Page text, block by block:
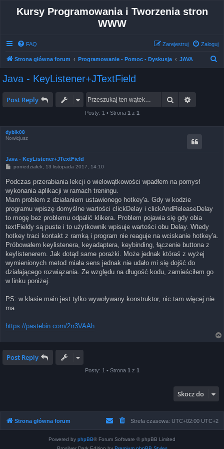
Kursy Programowania i Tworzenia stron
WWW
FAQ Zaloguj
Zarejestruj
Strona główna forum Programowanie - Pomoc - Dyskusja JAVA
Java - KeyListener+JTextField
Post Reply Szukaj
Posty: 1 • Strona 1 z 1
dybik08
Nowicjusz
Java - KeyListener+JTextField
P
t
poniedziałek, 13 listopada 2017, 14:10
Podczas przerabiania lekcji o wielowątkowości wpadłem na pomysł
wykonania aplikacji w ramach treningu.
Mam problem z działaniem ustawionego hotkey'a. Gdy w kodzie
programu wpiszę domyślne wartości clickDelay i clickAndReleaseDelay
to mogę bez problemu odpalić klikera. Problem pojawia się gdy obia
textFieldy są puste i to użytkownik wpisuje wartości obu Delay. Wtedy
hotkey traci kontakt z ramką i program nie reaguje na wciskanie hotkey'a.
Próbowałem keylistenera, keyadaptera, keybinding, łączenie buttona z
keylistenerem. Jak dotąd same porażki. Może jednak któraś z wyżej
wymienionych metod miała sens jednak nie udało mi się dojść do
działającego rozwiązania. Ze względu na długość kodu, zamieściłem go
w linku poniżej.
PS: w klasie main jest tylko wywoływany konstruktor, nic tam więcej nie
ma
https://pastebin.com/2rr3VAAh
Post Reply
Posty: 1 • Strona 1 z 1
Skocz do
Strona główna forum Strefa czasowa: UTC+02:00 UTC+2
Powered by phpBB® Forum Software © phpBB Limited